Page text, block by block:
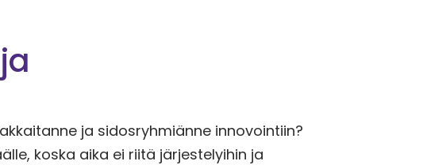
ja sidosryhmiänne innovointiin?
koska aika ei riitä järjestelyihin ja